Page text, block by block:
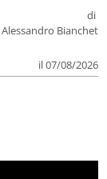
di
Alessandro Bianchet
il 07/08/2026